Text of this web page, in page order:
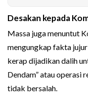
Desakan kepada
Massa juga menuntut
mengungkap fakta
kerap dijadikan dalih
Dendam” atau operasi
tidak bersalah.